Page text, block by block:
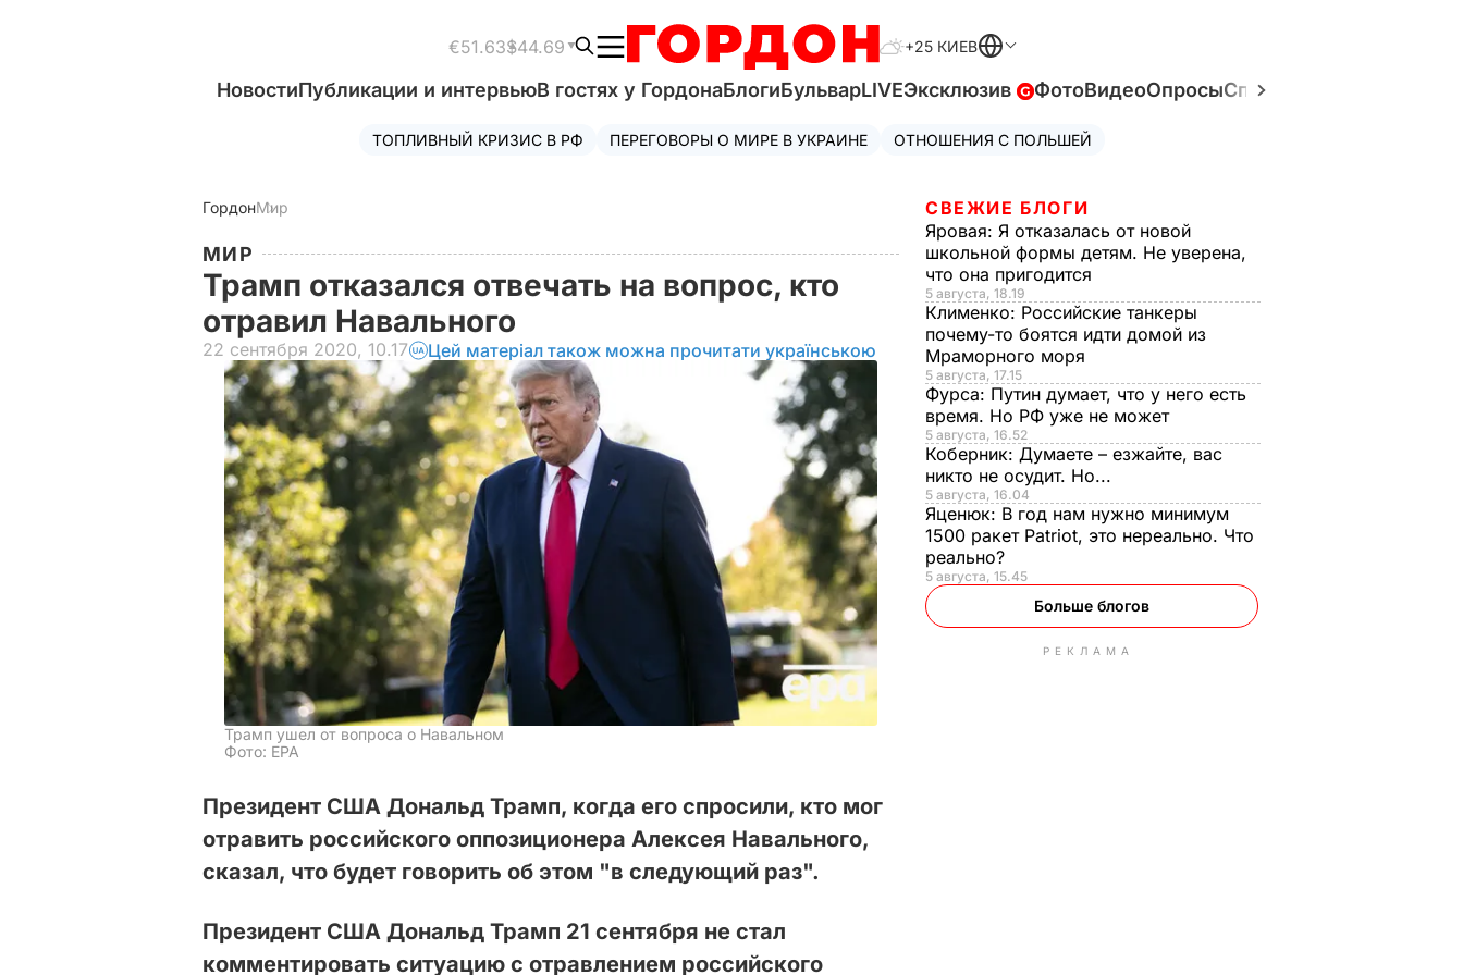
€51.63$44.69 +25 КИЕВ
НовостиПубликации и интервьюВ гостях у ГордонаБлогиБульварLIVEЭксклюзив ФотоВидеоОпросыСпецпроекты
ТОПЛИВНЫЙ КРИЗИС В РФ ПЕРЕГОВОРЫ О МИРЕ В УКРАИНЕ ОТНОШЕНИЯ С ПОЛЬШЕЙ
ГордонМир
МИР
Трамп отказался отвечать на вопрос, кто
отравил Навального
22 сентября 2020, 10.17 Цей матеріал також можна прочитати українською
Трамп ушел от вопроса о Навальном
Фото: ЕРА
Президент США Дональд Трамп, когда его спросили, кто мог
отравить российского оппозиционера Алексея Навального,
сказал, что будет говорить об этом "в следующий раз".
Президент США Дональд Трамп 21 сентября не стал
комментировать ситуацию с отравлением российского
СВЕЖИЕ БЛОГИ
Яровая: Я отказалась от новой
школьной формы детям. Не уверена,
что она пригодится
5 августа, 18.19
Клименко: Российские танкеры
почему-то боятся идти домой из
Мраморного моря
5 августа, 17.15
Фурса: Путин думает, что у него есть
время. Но РФ уже не может
5 августа, 16.52
Коберник: Думаете – езжайте, вас
никто не осудит. Но...
5 августа, 16.04
Яценюк: В год нам нужно минимум
1500 ракет Patriot, это нереально. Что
реально?
5 августа, 15.45
Больше блогов
РЕКЛАМА